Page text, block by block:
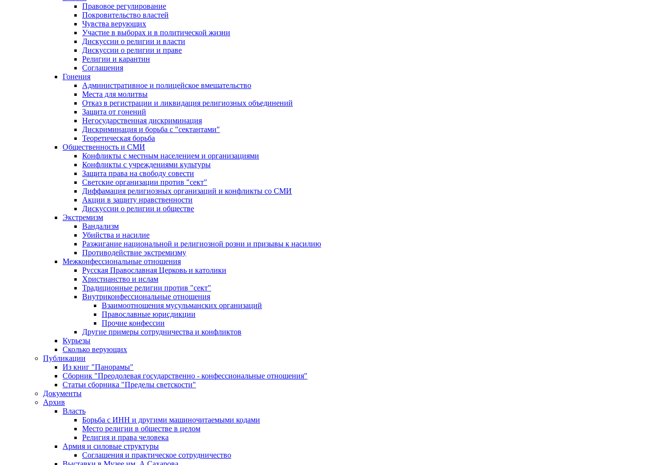
Правовое регулирование
Покровительство властей
Чувства верующих
Участие в выборах и в политической жизни
Дискуссии о религии и власти
Дискуссии о религии и праве
Религии и карантин
Соглашения
Гонения
Административное и полицейское вмешательство
Места для молитвы
Отказ в регистрации и ликвидация религиозных объединений
Защита от гонений
Негосударственная дискриминация
Дискриминация и борьба с "сектантами"
Теоретическая борьба
Общественность и СМИ
Конфликты с местным населением и организациями
Конфликты с учреждениями культуры
Защита права на свободу совести
Светские организации против "сект"
Диффамация религиозных организаций и конфликты со СМИ
Акции в защиту нравственности
Дискуссии о религии и обществе
Экстремизм
Вандализм
Убийства и насилие
Разжигание национальной и религиозной розни и призывы к насилию
Противодействие экстремизму
Межконфессиональные отношения
Русская Православная Церковь и католики
Христианство и ислам
Традиционные религии против "сект"
Внутриконфессиональные отношения
Взаимоотношения мусульманских организаций
Православные юрисдикции
Прочие конфессии
Другие примеры сотрудничества и конфликтов
Курьезы
Сколько верующих
Публикации
Из книг "Панорамы"
Сборник "Преодолевая государственно - конфессиональные отношения"
Статьи сборника "Пределы светскости"
Документы
Архив
Власть
Борьба с ИНН и другими машиночитаемыми кодами
Место религии в обществе в целом
Религия и права человека
Армия и силовые структуры
Соглашения и практическое сотрудничество